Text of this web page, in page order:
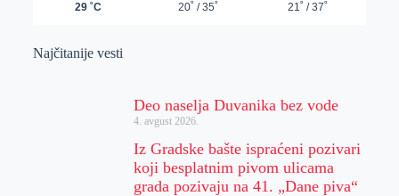
Najčitanije vesti
Deo naselja Duvanika bez vode
4. avgust 2026.
Iz Gradske bašte ispraćeni pozivari
koji besplatnim pivom ulicama
grada pozivaju na 41. „Dane piva“